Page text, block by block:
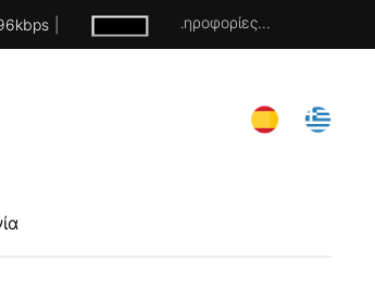
Χωρίς πληροφορίες...